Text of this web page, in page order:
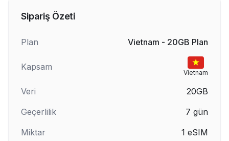
Sipariş Özeti
Plan Vietnam - 20GB Plan
Kapsam
Vietnam
Veri
20GB
Geçerlilik
7 gün
Miktar
1 eSIM